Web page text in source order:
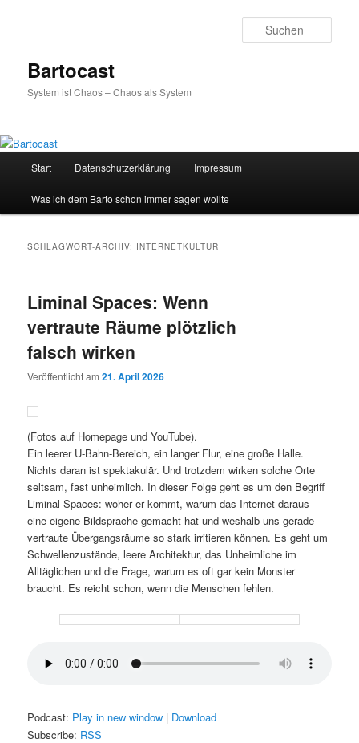
Bartocast
System ist Chaos – Chaos als System
Start Datenschutzerklärung Impressum
Was ich dem Barto schon immer sagen wollte
SCHLAGWORT-ARCHIV: INTERNETKULTUR
Liminal Spaces: Wenn
vertraute Räume plötzlich
falsch wirken
Veröffentlicht am21. April 2026
(Fotos auf Homepage und YouTube).
Ein leerer U-Bahn-Bereich, ein langer Flur, eine große Halle.
Nichts daran ist spektakulär. Und trotzdem wirken solche Orte
seltsam, fast unheimlich. In dieser Folge geht es um den Begriff
Liminal Spaces: woher er kommt, warum das Internet daraus
eine eigene Bildsprache gemacht hat und weshalb uns gerade
vertraute Übergangsräume so stark irritieren können. Es geht um
Schwellenzustände, leere Architektur, das Unheimliche im
Alltäglichen und die Frage, warum es oft gar kein Monster
braucht. Es reicht schon, wenn die Menschen fehlen.
Podcast: Play in new window | Download
Subscribe: RSS